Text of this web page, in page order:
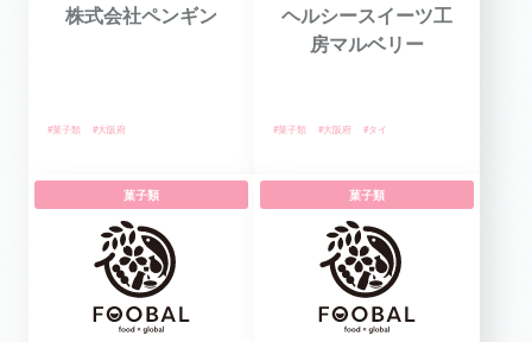
株式会社ペンギン
#菓子類 #大阪府
ヘルシースイーツ工
房マルベリー
#菓子類 #大阪府 #タイ
菓子類 菓子類